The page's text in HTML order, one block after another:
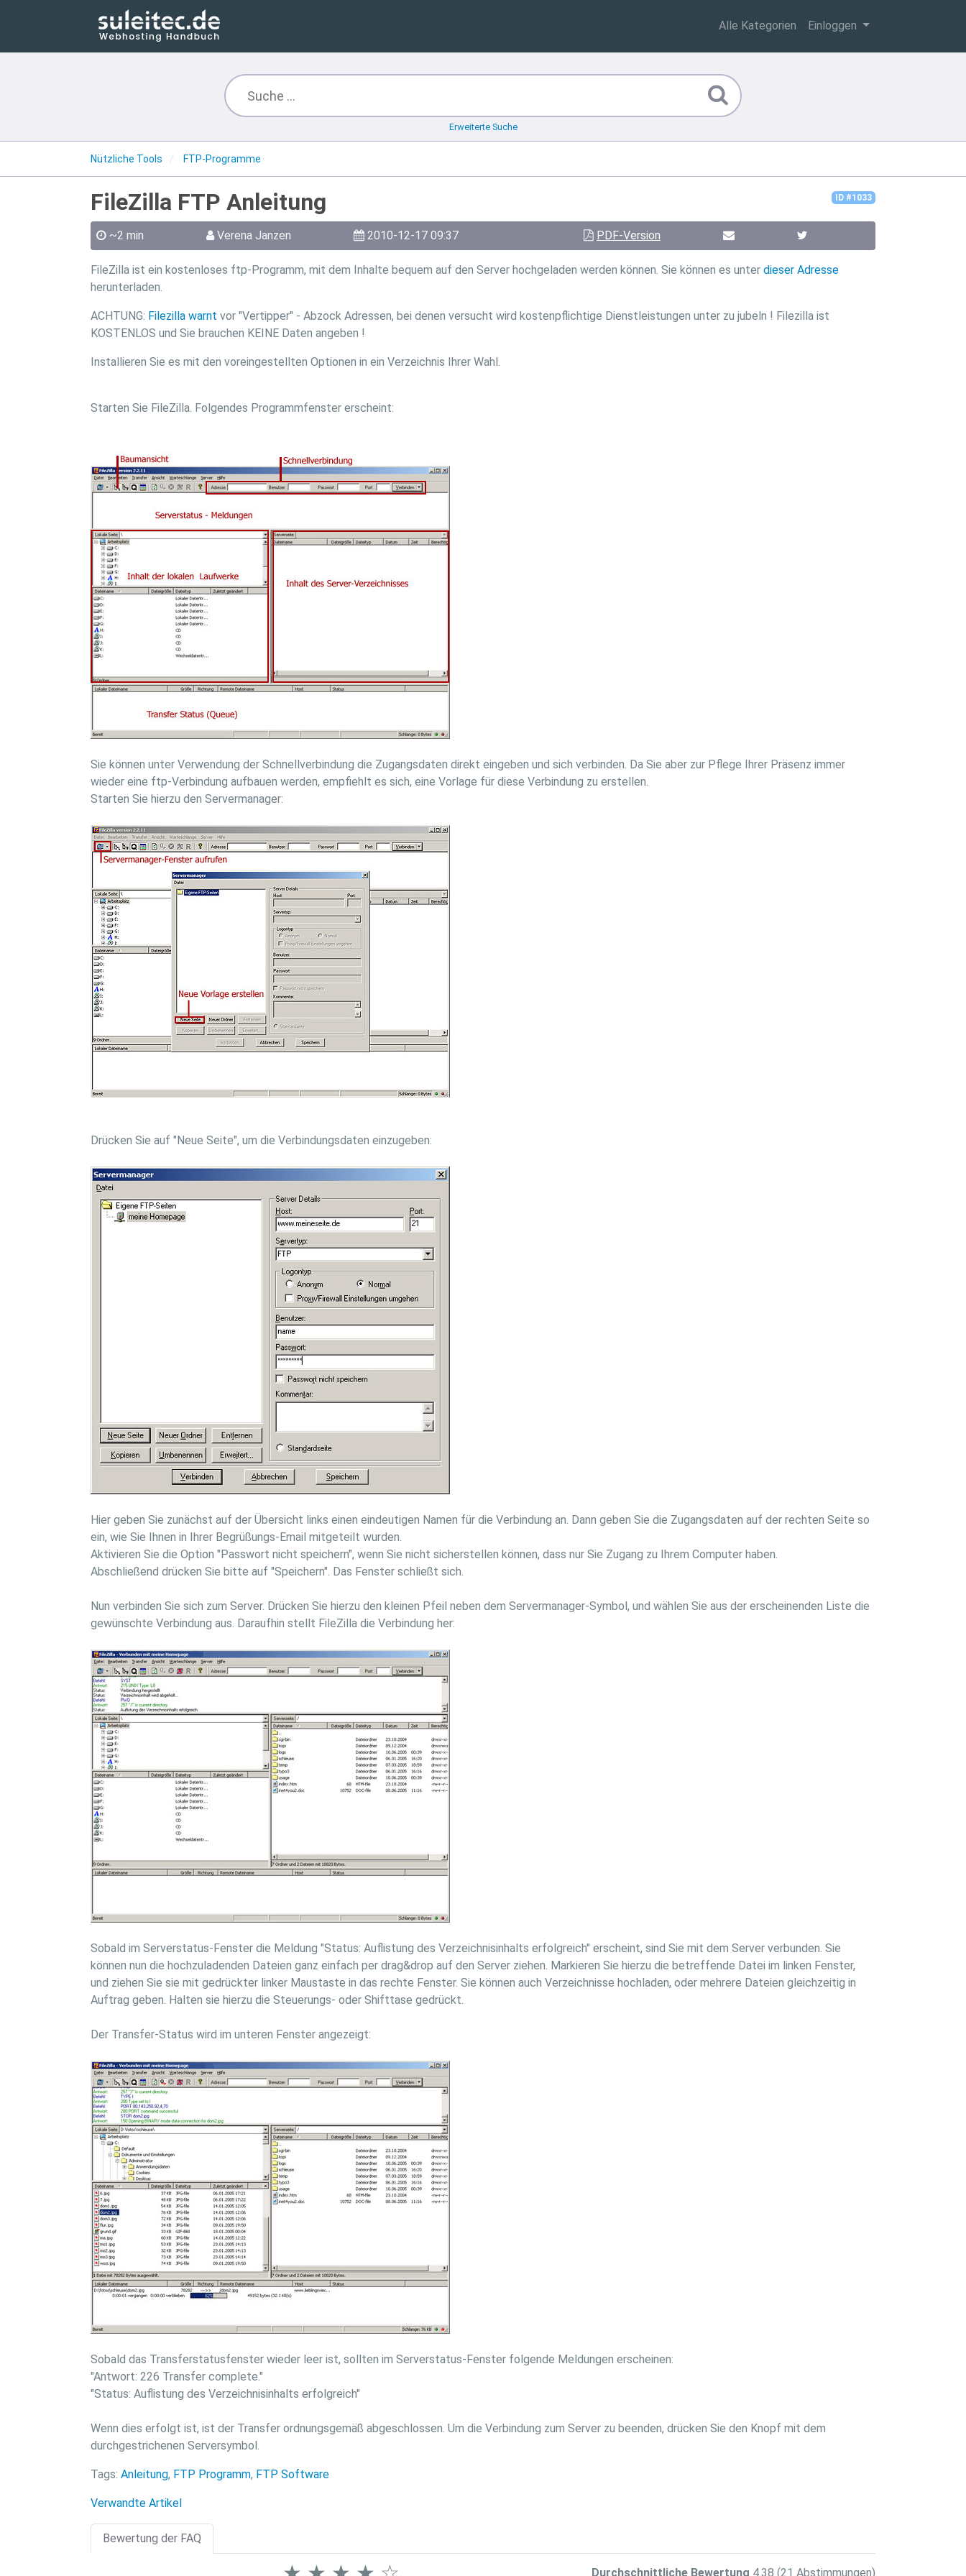
Alle Kategorien Einloggen
Erweiterte Suche
Nützliche Tools FTP-Programme
ID #1033
FileZilla FTP Anleitung
~2 min Verena Janzen 2010-12-17 09:37 PDF-Version
FileZilla ist ein kostenloses ftp-Programm, mit dem Inhalte bequem auf den Server hochgeladen werden können. Sie können es unter dieser Adresse
herunterladen.
ACHTUNG: Filezilla warnt vor "Vertipper" - Abzock Adressen, bei denen versucht wird kostenpflichtige Dienstleistungen unter zu jubeln ! Filezilla ist
KOSTENLOS und Sie brauchen KEINE Daten angeben !
Installieren Sie es mit den voreingestellten Optionen in ein Verzeichnis Ihrer Wahl.
Starten Sie FileZilla. Folgendes Programmfenster erscheint:
Sie können unter Verwendung der Schnellverbindung die Zugangsdaten direkt eingeben und sich verbinden. Da Sie aber zur Pflege Ihrer Präsenz immer
wieder eine ftp-Verbindung aufbauen werden, empfiehlt es sich, eine Vorlage für diese Verbindung zu erstellen.
Starten Sie hierzu den Servermanager:
Drücken Sie auf "Neue Seite", um die Verbindungsdaten einzugeben:
Hier geben Sie zunächst auf der Übersicht links einen eindeutigen Namen für die Verbindung an. Dann geben Sie die Zugangsdaten auf der rechten Seite so
ein, wie Sie Ihnen in Ihrer Begrüßungs-Email mitgeteilt wurden.
Aktivieren Sie die Option "Passwort nicht speichern", wenn Sie nicht sicherstellen können, dass nur Sie Zugang zu Ihrem Computer haben.
Abschließend drücken Sie bitte auf "Speichern". Das Fenster schließt sich.
Nun verbinden Sie sich zum Server. Drücken Sie hierzu den kleinen Pfeil neben dem Servermanager-Symbol, und wählen Sie aus der erscheinenden Liste die
gewünschte Verbindung aus. Daraufhin stellt FileZilla die Verbindung her:
Sobald im Serverstatus-Fenster die Meldung "Status: Auflistung des Verzeichnisinhalts erfolgreich" erscheint, sind Sie mit dem Server verbunden. Sie
können nun die hochzuladenden Dateien ganz einfach per drag&drop auf den Server ziehen. Markieren Sie hierzu die betreffende Datei im linken Fenster,
und ziehen Sie sie mit gedrückter linker Maustaste in das rechte Fenster. Sie können auch Verzeichnisse hochladen, oder mehrere Dateien gleichzeitig in
Auftrag geben. Halten sie hierzu die Steuerungs- oder Shifttase gedrückt.
Der Transfer-Status wird im unteren Fenster angezeigt:
Sobald das Transferstatusfenster wieder leer ist, sollten im Serverstatus-Fenster folgende Meldungen erscheinen:
"Antwort: 226 Transfer complete."
"Status: Auflistung des Verzeichnisinhalts erfolgreich"
Wenn dies erfolgt ist, ist der Transfer ordnungsgemäß abgeschlossen. Um die Verbindung zum Server zu beenden, drücken Sie den Knopf mit dem
durchgestrichenen Serversymbol.
Tags: Anleitung, FTP Programm, FTP Software
Verwandte Artikel
Bewertung der FAQ
Durchschnittliche Bewertung 4.38 (21 Abstimmungen)